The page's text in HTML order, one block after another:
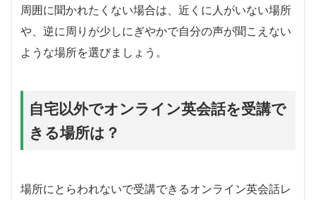
周囲に聞かれたくない場合は、近くに人がいない場所
や、逆に周りが少しにぎやかで自分の声が聞こえない
ような場所を選びましょう。
自宅以外でオンライン英会話を受講で
きる場所は？
場所にとらわれないで受講できるオンライン英会話レ